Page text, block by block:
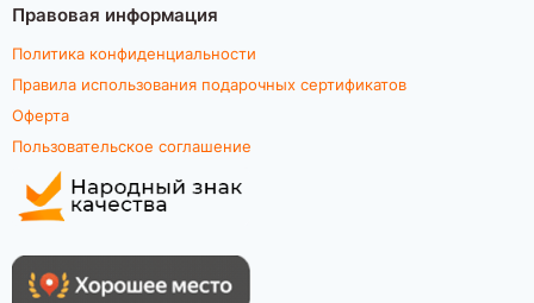
Правовая информация
Политика конфиденциальности
Правила использования подарочных сертификатов
Оферта
Пользовательское соглашение